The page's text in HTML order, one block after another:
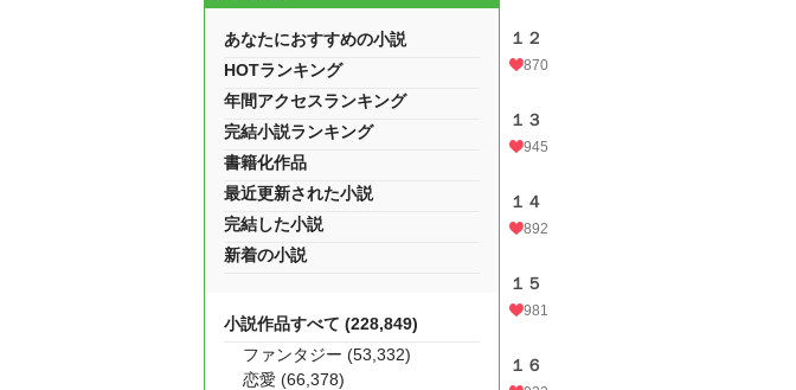
１２
870
１３
945
１４
892
１５
981
１６
あなたにおすすめの小説
HOTランキング
年間アクセスランキング
完結小説ランキング
書籍化作品
最近更新された小説
完結した小説
新着の小説
小説作品すべて (228,849)
ファンタジー (53,332)
恋愛 (66,378)